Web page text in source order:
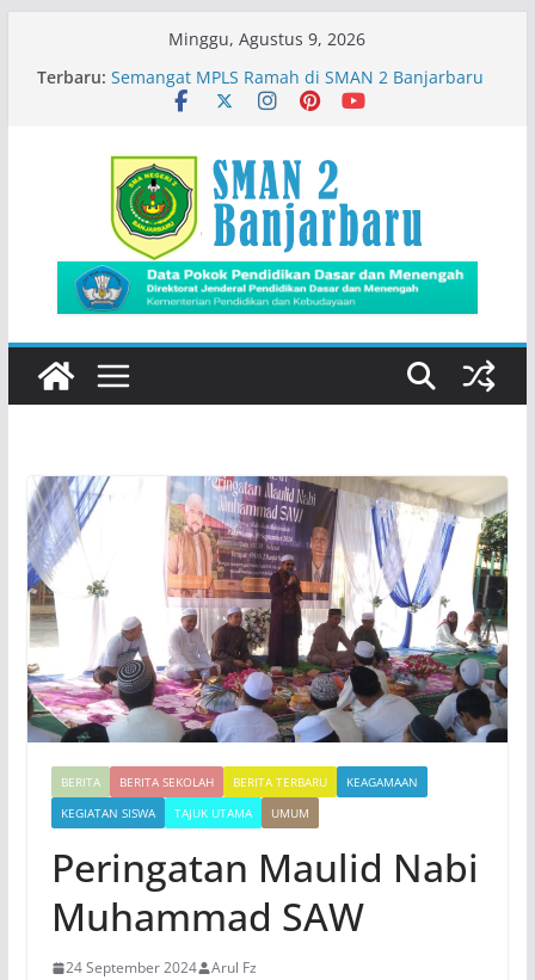
Minggu, Agustus 9, 2026
Terbaru: Semangat MPLS Ramah di SMAN 2 Banjarbaru
Kemeriahan Road Tour DBL 2026
Siswa SMADA Belajar Seru Bareng Dosen Biologi
FMIPA ULM
BERITA BERITA SEKOLAH BERITA TERBARU
KEAGAMAAN
KEGIATAN SISWA
TAJUK UTAMA UMUM
Peringatan Maulid Nabi
Muhammad SAW
24 September 2024 Arul Fz